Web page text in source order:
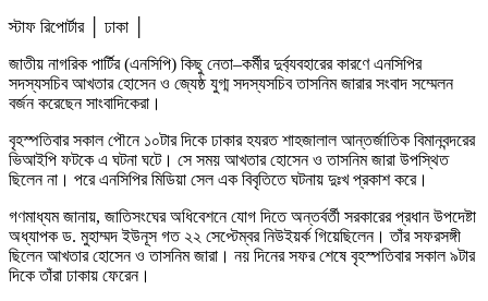
স্টাফ রিপোর্টার │ ঢাকা │
জাতীয় নাগরিক পার্টির (এনসিপি) কিছু নেতা–কর্মীর দুর্ব্যবহারের কারণে এনসিপির
সদস্যসচিব আখতার হোসেন ও জ্যেষ্ঠ যুগ্ম সদস্যসচিব তাসনিম জারার সংবাদ সম্মেলন
বর্জন করেছেন সাংবাদিকেরা।
বৃহস্পতিবার সকাল পৌনে ১০টার দিকে ঢাকার হযরত শাহজালাল আন্তর্জাতিক বিমানবন্দরের
ভিআইপি ফটকে এ ঘটনা ঘটে। সে সময় আখতার হোসেন ও তাসনিম জারা উপস্থিত
ছিলেন না। পরে এনসিপির মিডিয়া সেল এক বিবৃতিতে ঘটনায় দুঃখ প্রকাশ করে।
গণমাধ্যম জানায়, জাতিসংঘের অধিবেশনে যোগ দিতে অন্তর্বর্তী সরকারের প্রধান উপদেষ্টা
অধ্যাপক ড. মুহাম্মদ ইউনূস গত ২২ সেপ্টেম্বর নিউইয়র্ক গিয়েছিলেন। তাঁর সফরসঙ্গী
ছিলেন আখতার হোসেন ও তাসনিম জারা। নয় দিনের সফর শেষে বৃহস্পতিবার সকাল ৯টার
দিকে তাঁরা ঢাকায় ফেরেন।